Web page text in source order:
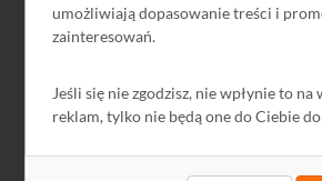
umożliwiają dopasowanie treści i
zainteresowań.
Jeśli się nie zgodzisz, nie wpłynie to
reklam, tylko nie będą one do Ciebie
GPSR PL